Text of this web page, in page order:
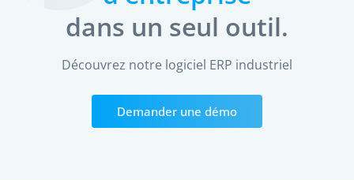
dans un seul outil.
Découvrez notre logiciel ERP industriel
Demander une démo